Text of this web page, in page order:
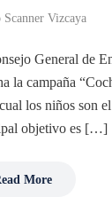
Scanner Vizcaya
General de
la campaña
los niños son
objetivo es […]
More